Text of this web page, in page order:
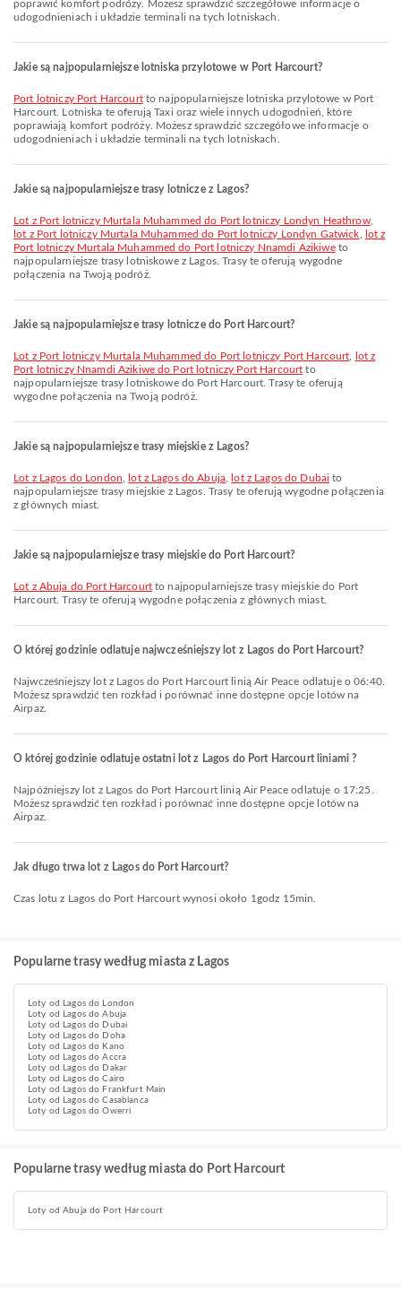
poprawić komfort podróży. Możesz sprawdzić szczegółowe informacje o
udogodnieniach i układzie terminali na tych lotniskach.
Jakie są najpopularniejsze lotniska przylotowe w Port Harcourt?
Port lotniczy Port Harcourtto najpopularniejsze lotniska przylotowe w Port
Harcourt. Lotniska te oferują Taxi oraz wiele innych udogodnień, które
poprawiają komfort podróży. Możesz sprawdzić szczegółowe informacje o
udogodnieniach i układzie terminali na tych lotniskach.
Jakie są najpopularniejsze trasy lotnicze z Lagos?
lot z Port lotniczy Murtala Muhammed do Port lotniczy Londyn Heathrow,
lot z Port lotniczy Murtala Muhammed do Port lotniczy Londyn Gatwick
lot z
Port lotniczy Murtala Muhammed do Port lotniczy Nnamdi Azikiweto
najpopularniejsze trasy lotniskowe z Lagos. Trasy te oferują wygodne
połączenia na Twoją podróż.
Jakie są najpopularniejsze trasy lotnicze do Port Harcourt?
lot z Port lotniczy Murtala Muhammed do Port lotniczy Port Harcourt
lot z
Port lotniczy Nnamdi Azikiwe do Port lotniczy Port Harcourt to
najpopularniejsze trasy lotniskowe do Port Harcourt. Trasy te oferują
wygodne połączenia na Twoją podróż.
Jakie są najpopularniejsze trasy miejskie z Lagos?
lot z Lagos do London lot z Lagos do Abuja lot z Lagos do Dubai to
najpopularniejsze trasy miejskie z Lagos. Trasy te oferują wygodne połączenia
z głównych miast.
Jakie są najpopularniejsze trasy miejskie do Port Harcourt?
lot z Abuja do Port Harcourtto najpopularniejsze trasy miejskie do Port
Harcourt. Trasy te oferują wygodne połączenia z głównych miast.
O której godzinie odlatuje najwcześniejszy lot z Lagos do Port Harcourt?
Najwcześniejszy lot z Lagos do Port Harcourt linią Air Peace odlatuje o 06:40.
Możesz sprawdzić ten rozkład i porównać inne dostępne opcje lotów na
Airpaz.
O której godzinie odlatuje ostatni lot z Lagos do Port Harcourt liniami ?
Najpóźniejszy lot z Lagos do Port Harcourt linią Air Peace odlatuje o 17:25.
Możesz sprawdzić ten rozkład i porównać inne dostępne opcje lotów na
Airpaz.
Jak długo trwa lot z Lagos do Port Harcourt?
Czas lotu z Lagos do Port Harcourt wynosi około 1godz 15min.
Popularne trasy według miasta z Lagos
Loty od Lagos do London
Loty od Lagos do Abuja
Loty od Lagos do Dubai
Loty od Lagos do Doha
Loty od Lagos do Kano
Loty od Lagos do Accra
Loty od Lagos do Dakar
Loty od Lagos do Cairo
Loty od Lagos do Frankfurt Main
Loty od Lagos do Casablanca
Loty od Lagos do Owerri
Popularne trasy według miasta do Port Harcourt
Loty od Abuja do Port Harcourt